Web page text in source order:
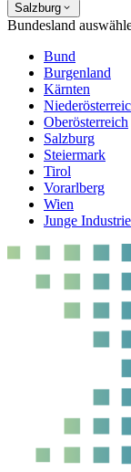
Salzburg
Bundesland
Bund
Burgenland
Kärnten
Oberösterreich
Salzburg
Steiermark
Tirol
Vorarlberg
Wien
Junge Industrie